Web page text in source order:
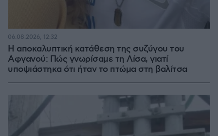
Η αποκαλυπτική κατάθεση της συζύγου του
Αφγανού: Πώς γνωρίσαμε τη Λίσα, γιατί
υποψιάστηκα ότι ήταν το πτώμα στη βαλίτσα
06.08.2026, 12:32